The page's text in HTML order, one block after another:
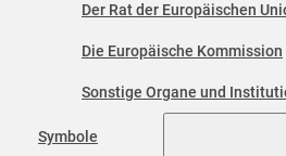
Der Rat der Europäischen
Die Europäische Kommission
Sonstige Organe und
Symbole